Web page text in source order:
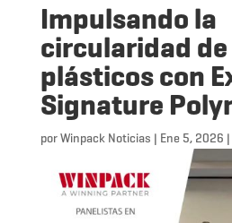
Impulsando la
circularidad
plásticos con
Signature
porWinpack Noticias | Ene 5, 2026 |